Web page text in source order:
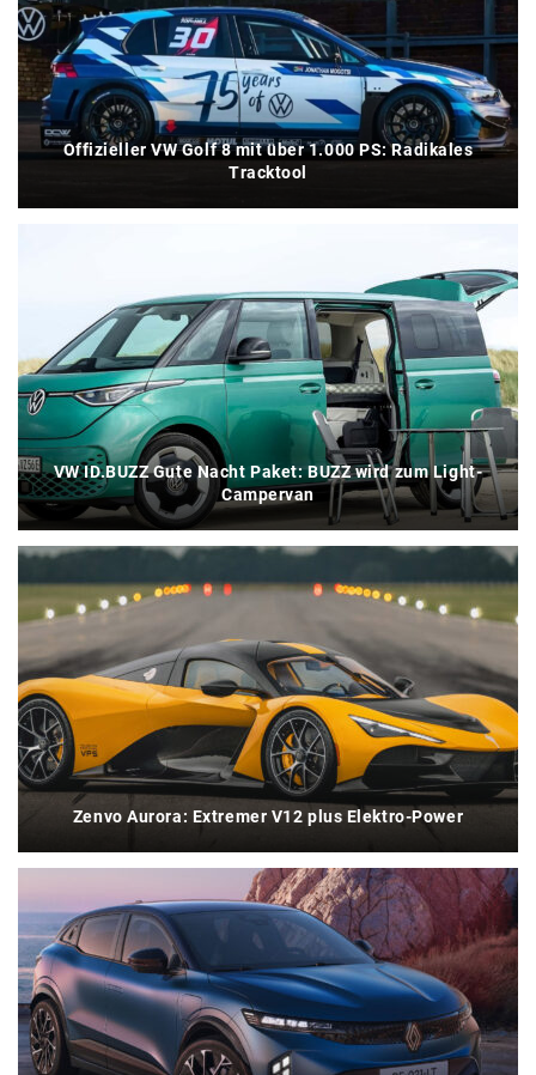
Offizieller VW Golf 8 mit über 1.000 PS: Radikales
Tracktool
VW ID.BUZZ Gute Nacht Paket: BUZZ wird zum Light-
Campervan
Zenvo Aurora: Extremer V12 plus Elektro-Power